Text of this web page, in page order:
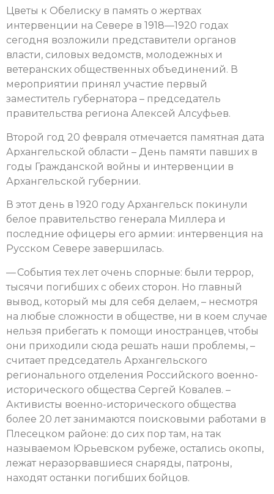
Цветы к Обелиску в память о жертвах
интервенции на Севере в 1918—1920 годах
сегодня возложили представители органов
власти, силовых ведомств, молодежных и
ветеранских общественных объединений. В
мероприятии принял участие первый
заместитель губернатора – председатель
правительства региона Алексей Алсуфьев.
Второй год 20 февраля отмечается памятная дата
Архангельской области – День памяти павших в
годы Гражданской войны и интервенции в
Архангельской губернии.
В этот день в 1920 году Архангельск покинули
белое правительство генерала Миллера и
последние офицеры его армии: интервенция на
Русском Севере завершилась.
— События тех лет очень спорные: были террор,
тысячи погибших с обеих сторон. Но главный
вывод, который мы для себя делаем, – несмотря
на любые сложности в обществе, ни в коем случае
нельзя прибегать к помощи иностранцев, чтобы
они приходили сюда решать наши проблемы, –
считает председатель Архангельского
регионального отделения Российского военно-
исторического общества Сергей Ковалев. –
Активисты военно-исторического общества
более 20 лет занимаются поисковыми работами в
Плесецком районе: до сих пор там, на так
называемом Юрьевском рубеже, остались окопы,
лежат неразорвавшиеся снаряды, патроны,
находят останки погибших бойцов.